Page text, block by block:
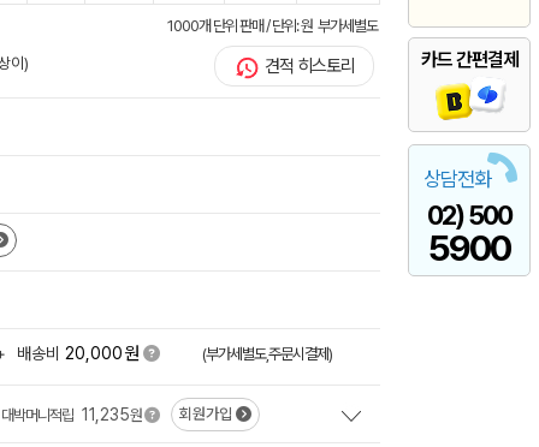
카드 간편결제
상담전화
02) 500
5900
1000개 단위 판매 / 단위: 원 부가세별도
이) 견적 히스토리
배송비 20,000원 (부가세별도,주문시결제)
대박머니적립 11,235원 회원가입